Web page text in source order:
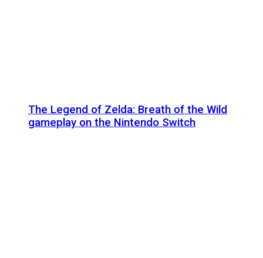
The Legend of Zelda: Breath of the Wild
gameplay on the Nintendo Switch